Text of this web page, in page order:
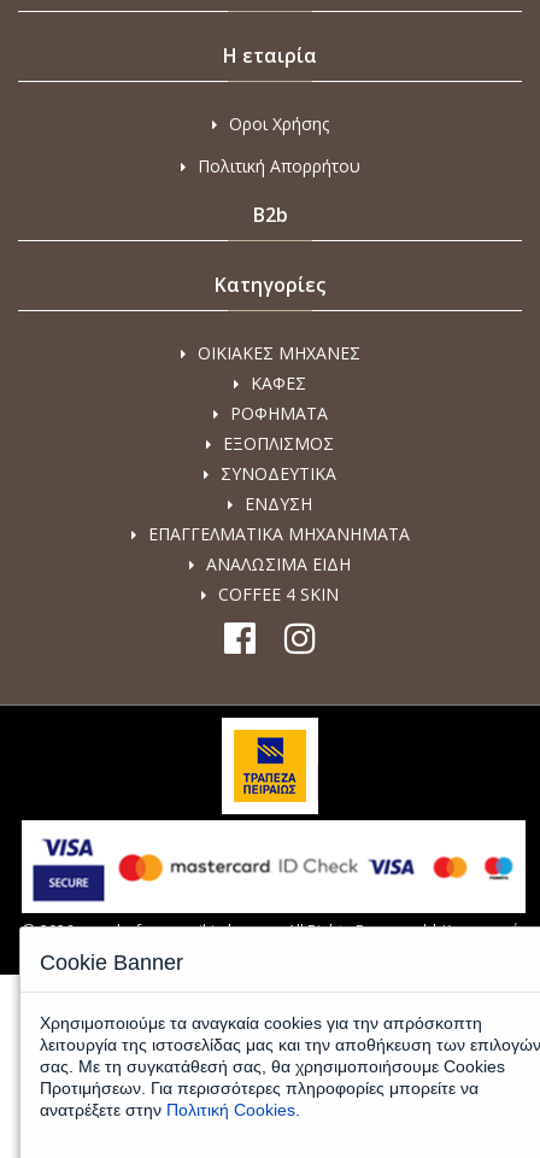
Η εταιρία
Οροι Χρήσης
Πολιτική Απορρήτου
B2b
Κατηγορίες
ΟΙΚΙΑΚΕΣ ΜΗΧΑΝΕΣ
ΚΑΦΕΣ
ΡΟΦΗΜΑΤΑ
ΕΞΟΠΛΙΣΜΟΣ
ΣΥΝΟΔΕΥΤΙΚΑ
ΕΝΔΥΣΗ
ΕΠΑΓΓΕΛΜΑΤΙΚΑ ΜΗΧΑΝΗΜΑΤΑ
ΑΝΑΛΩΣΙΜΑ ΕΙΔΗ
COFFEE 4 SKIN
© 2026 www.kafeemporiki-shop.gr - All Rights Reserved |Κατασκευή
Cookie Banner
Χρησιμοποιούμε τα αναγκαία cookies για την απρόσκοπτη
λειτουργία της ιστοσελίδας μας και την αποθήκευση των επιλογών
σας. Με τη συγκατάθεσή σας, θα χρησιμοποιήσουμε Cookies
Προτιμήσεων. Για περισσότερες πληροφορίες μπορείτε να
ανατρέξετε στην Πολιτική Cookies.